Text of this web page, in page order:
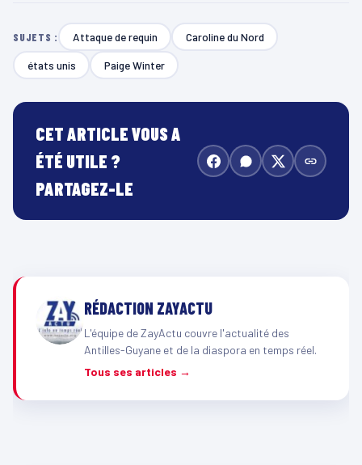
SUJETS : Attaque de requin Caroline du Nord
états unis Paige Winter
CET ARTICLE VOUS A
ÉTÉ UTILE ?
PARTAGEZ-LE
RÉDACTION ZAYACTU
L'équipe de ZayActu couvre l'actualité des
Antilles-Guyane et de la diaspora en temps réel.
Tous ses articles →